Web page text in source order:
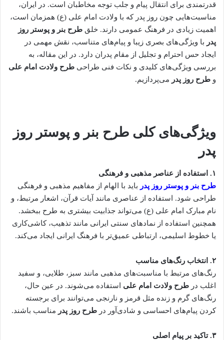
قدرتمندی برای انتقال پیام و جلب توجه مخاطبان است. در ایران،
مناسبت‌هایی چون روز پدر که با ولادت امام علی (ع) همزمان است،
اهمیت زیادی در فرهنگ عمومی دارند. خلق طرح بنر و پوستر روز
پدر با ویژگی‌های بصری زیبا و پیام‌های متناسب، نقش مهمی در
ایجاد حس احترام و تجلیل از مقام پدران دارد. در این مقاله، به
بررسی ویژگی‌های کلیدی و نکات فنی طراحی طرح ولادت امام علی
و طرح روز پدر می‌پردازیم.
ویژگی‌های کلی طرح بنر و پوستر روز
پدر
۱. استفاده از عناصر مذهبی و فرهنگی
طرح بنر و پوستر روز پدر باید با الهام از مفاهیم مذهبی و فرهنگی
طراحی شود. استفاده از عناصری مانند آیات قرآن، اشعار مرتبط، و
نام مبارک امام علی (ع) می‌تواند جذابیت بیشتری به طرح ببخشد.
همچنین استفاده از نمادهای سنتی ایرانی مانند تذهیب، کاشی‌کاری
یا خطوط اسلیمی، ارتباطی عمیق‌تر با فرهنگ ایرانی ایجاد می‌کند.
۲. انتخاب رنگ‌های مناسب
رنگ‌های مرتبط با مناسبت‌های مذهبی مانند سبز، طلایی، و سفید
اغلب در طرح ولادت امام علی استفاده می‌شوند. در عین حال،
رنگ‌های گرم و زنده مثل قرمز و نارنجی می‌توانند برای برجسته
کردن پیام‌های احساسی و شادی‌آور در طرح روز پدر مناسب باشند.
۳.تاکید بر پیام اصلی